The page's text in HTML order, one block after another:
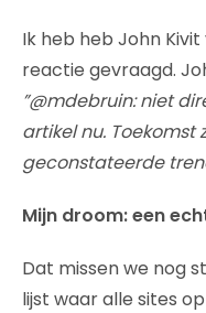
Ik heb heb John
reactie gevraagd.
”@mdebruin: niet
artikel nu. Toekomst
geconstateerde
Mijn droom: een
Dat missen we nog
lijst waar alle sites